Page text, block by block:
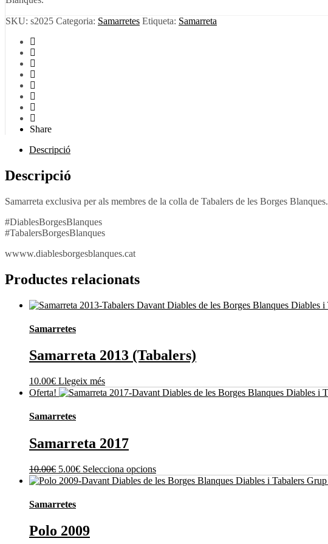
SKU: s2025 Categoria: Samarretes Etiqueta: Samarreta
Share
Descripció
Descripció
Samarreta exclusiva per als membres de la colla de Tabalers de les Borges Blanques.
#DiablesBorgesBlanques
#TabalersBorgesBlanques
wwww.diablesborgesblanques.cat
Productes relacionats
Samarretes
Samarreta 2013 (Tabalers)
10.00€ Llegeix més
Oferta!
Samarretes
Samarreta 2017
10.00€ El
preu
era:
10.00€.
5.00€El
preu
Selecciona opcionsAquest
producte
Samarretes
Polo 2009